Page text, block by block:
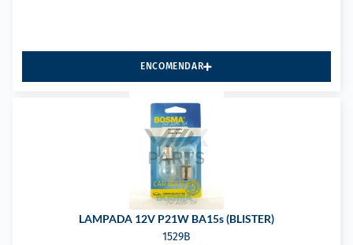
ENCOMENDAR
LAMPADA 12V P21W BA15s (BLISTER)
1529B